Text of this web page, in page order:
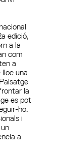
edició,
a la
com
a
una
la
es pot
ho.
i
a